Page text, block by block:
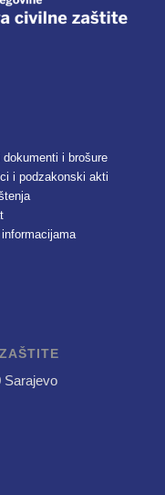
dokumenti i brošure
i podzakonski akti
Sarajevo